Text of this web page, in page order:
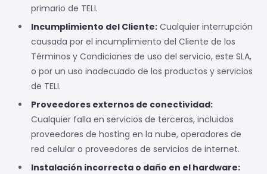
primario de TELI.
Incumplimiento del Cliente: Cualquier interrupción
causada por el incumplimiento del Cliente de los
Términos y Condiciones de uso del servicio, este SLA,
o por un uso inadecuado de los productos y servicios
de TELI.
Proveedores externos de conectividad:
Cualquier falla en servicios de terceros, incluidos
proveedores de hosting en la nube, operadores de
red celular o proveedores de servicios de internet.
Instalación incorrecta o daño en el hardware: